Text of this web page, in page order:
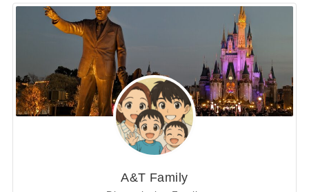
A&T Family